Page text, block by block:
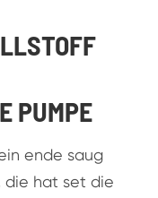
PUMPE
ende saug
die hat set die